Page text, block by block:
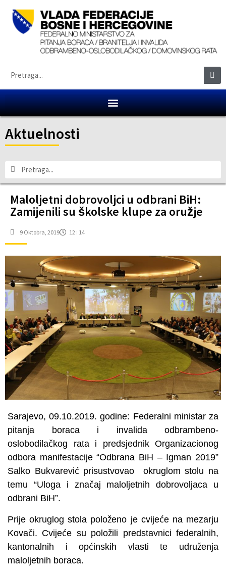
Aktuelnosti
Maloljetni dobrovoljci u odbrani BiH:
Zamijenili su školske klupe za oružje
9 Oktobra, 2019 12 : 14
Sarajevo, 09.10.2019. godine: Federalni ministar za
pitanja boraca i invalida odbrambeno-
oslobodilačkog rata i predsjednik Organizacionog
odbora manifestacije “Odbrana BiH – Igman 2019”
Salko Bukvarević prisustvovao okruglom stolu na
temu “Uloga i značaj maloljetnih dobrovoljaca u
odbrani BiH”.
Prije okruglog stola položeno je cvijeće na mezarju
Kovači. Cvijeće su položili predstavnici federalnih,
kantonalnih i općinskih vlasti te udruženja
maloljetnih boraca.